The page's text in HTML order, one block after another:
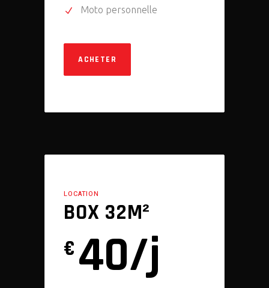
Moto personnelle
ACHETER
LOCATION
BOX 32M²
€ 40/j